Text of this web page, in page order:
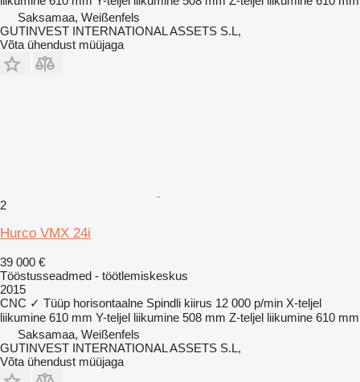
Saksamaa, Weißenfels
GUTINVEST INTERNATIONAL ASSETS S.L,
Võta ühendust müüjaga
2
Hurco VMX 24i
39 000 €
Tööstusseadmed - töötlemiskeskus
2015
CNC ✓ Tüüp horisontaalne Spindli kiirus 12 000 p/min X-teljel
liikumine 610 mm Y-teljel liikumine 508 mm Z-teljel liikumine 610 mm
Saksamaa, Weißenfels
GUTINVEST INTERNATIONAL ASSETS S.L,
Võta ühendust müüjaga